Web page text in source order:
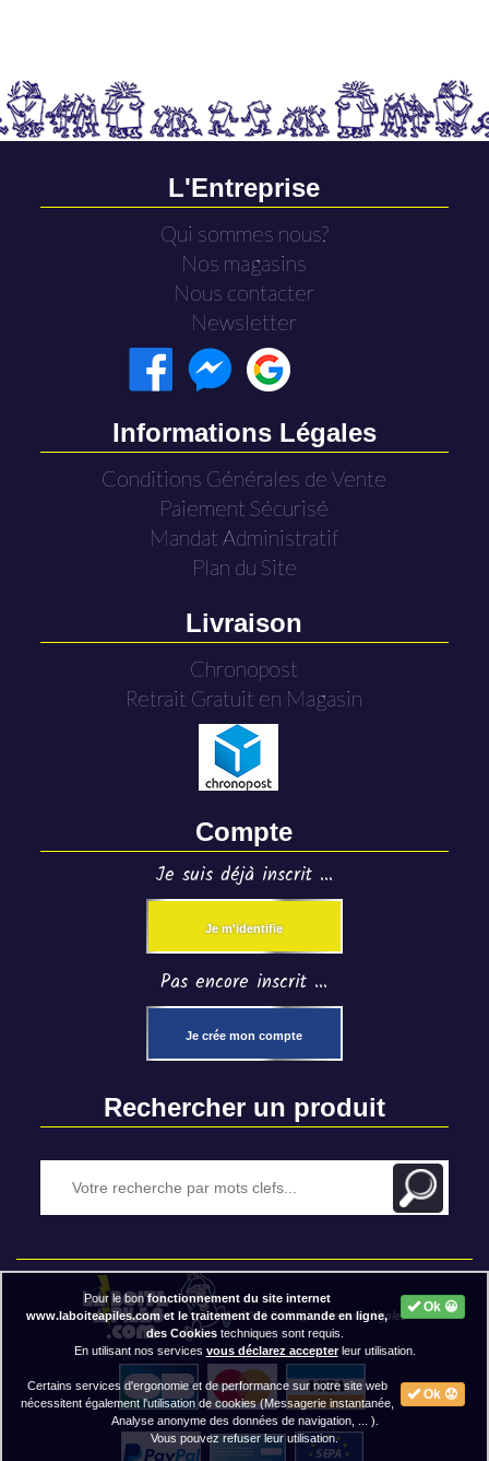
L'Entreprise
Qui sommes nous?
Nos magasins
Nous contacter
Newsletter
Informations Légales
Conditions Générales de Vente
Paiement Sécurisé
Mandat Administratif
Plan du Site
Livraison
Chronopost
Retrait Gratuit en Magasin
Compte
Je suis déjà inscrit ...
Je m'identifie
Pas encore inscrit ...
Je crée mon compte
Rechercher un produit
2020 BAP ⓒ - Mentions légales
Ok 😀
Pour le bonfonctionnement du site internet
www.laboiteapiles.com et le traitement de commande en ligne,
des Cookiestechniques sont requis.
En utilisant nos services vous déclarez accepterleur utilisation.
Ok 😟
Certains services d'ergonomie et de performance sur notre site web
nécessitent également l'utilisation de cookies (Messagerie instantanée,
Analyse anonyme des données de navigation, ... ).
Vous pouvez refuser leur utilisation.